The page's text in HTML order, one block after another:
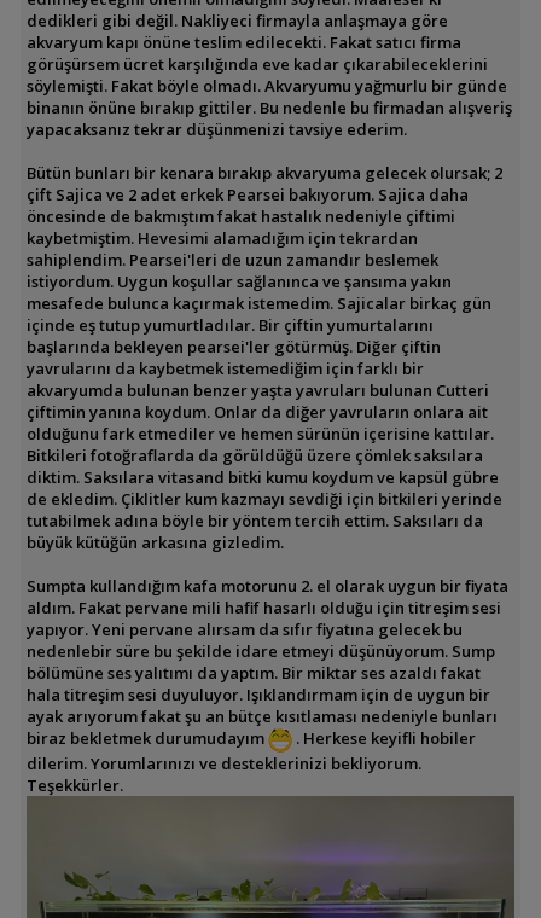
dedikleri gibi değil. Nakliyeci firmayla anlaşmaya göre
akvaryum kapı önüne teslim edilecekti. Fakat satıcı firma
görüşürsem ücret karşılığında eve kadar çıkarabileceklerini
söylemişti. Fakat böyle olmadı. Akvaryumu yağmurlu bir günde
binanın önüne bırakıp gittiler. Bu nedenle bu firmadan alışveriş
yapacaksanız tekrar düşünmenizi tavsiye ederim.
Bütün bunları bir kenara bırakıp akvaryuma gelecek olursak; 2
çift Sajica ve 2 adet erkek Pearsei bakıyorum. Sajica daha
öncesinde de bakmıştım fakat hastalık nedeniyle çiftimi
kaybetmiştim. Hevesimi alamadığım için tekrardan
sahiplendim. Pearsei'leri de uzun zamandır beslemek
istiyordum. Uygun koşullar sağlanınca ve şansıma yakın
mesafede bulunca kaçırmak istemedim. Sajicalar birkaç gün
içinde eş tutup yumurtladılar. Bir çiftin yumurtalarını
başlarında bekleyen pearsei'ler götürmüş. Diğer çiftin
yavrularını da kaybetmek istemediğim için farklı bir
akvaryumda bulunan benzer yaşta yavruları bulunan Cutteri
çiftimin yanına koydum. Onlar da diğer yavruların onlara ait
olduğunu fark etmediler ve hemen sürünün içerisine kattılar.
Bitkileri fotoğraflarda da görüldüğü üzere çömlek saksılara
diktim. Saksılara vitasand bitki kumu koydum ve kapsül gübre
de ekledim. Çiklitler kum kazmayı sevdiği için bitkileri yerinde
tutabilmek adına böyle bir yöntem tercih ettim. Saksıları da
büyük kütüğün arkasına gizledim.
Sumpta kullandığım kafa motorunu 2. el olarak uygun bir fiyata
aldım. Fakat pervane mili hafif hasarlı olduğu için titreşim sesi
yapıyor. Yeni pervane alırsam da sıfır fiyatına gelecek bu
nedenlebir süre bu şekilde idare etmeyi düşünüyorum. Sump
bölümüne ses yalıtımı da yaptım. Bir miktar ses azaldı fakat
hala titreşim sesi duyuluyor. Işıklandırmam için de uygun bir
ayak arıyorum fakat şu an bütçe kısıtlaması nedeniyle bunları
biraz bekletmek durumudayım
. Herkese keyifli hobiler
dilerim. Yorumlarınızı ve desteklerinizi bekliyorum.
Teşekkürler.